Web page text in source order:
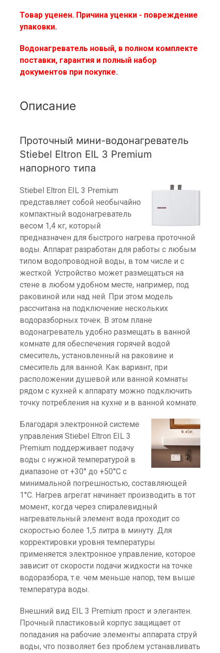
Товар уценен. Причина уценки - повреждение
упаковки.
Водонагреватель новый, в полном комплекте
поставки, гарантия и полный набор
документов при покупке.
Описание
Проточный мини-водонагреватель
Stiebel Eltron EIL 3 Premium
напорного типа
Stiebel Eltron EIL 3 Premium
представляет собой необычайно
компактный водонагреватель
весом 1,4 кг, который
предназначен для быстрого нагрева проточной
воды. Аппарат разработан для работы с любым
типом водопроводной воды, в том числе и с
жесткой. Устройство может размещаться на
стене в любом удобном месте, например, под
раковиной или над ней. При этом модель
рассчитана на подключение нескольких
водоразборных точек. В этом плане
водонагреватель удобно размещать в ванной
комнате для обеспечения горячей водой
смеситель, установленный на раковине и
смеситель для ванной. Как вариант, при
расположении душевой или ванной комнаты
рядом с кухней к аппарату можно подключить
точку потребления на кухне и в ванной комнате.
Благодаря электронной системе
управления Stiebel Eltron EIL 3
Premium поддерживает подачу
воды с нужной температурой в
диапазоне от +30° до +50°C с
минимальной погрешностью, составляющей
1°C. Нагрев агрегат начинает производить в тот
момент, когда через спиралевидный
нагревательный элемент вода проходит со
скоростью более 1,5 литра в минуту. Для
корректировки уровня температуры
применяется электронное управление, которое
зависит от скорости подачи жидкости на точке
водоразбора, т.е. чем меньше напор, тем выше
температура воды.
Внешний вид EIL 3 Premium прост и элегантен.
Прочный пластиковый корпус защищает от
попадания на рабочие элементы аппарата струй
воды, что позволяет без проблем устанавливать